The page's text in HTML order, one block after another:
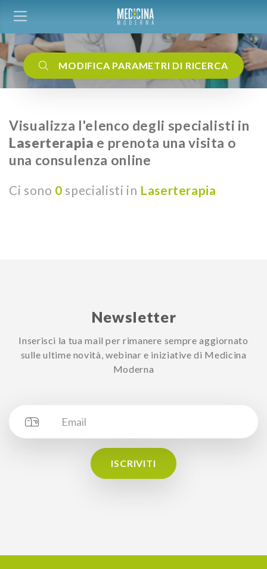
MODIFICA PARAMETRI DI RICERCA
Visualizza l'elenco degli specialisti in
Laserterapia e prenota una visita o
una consulenza online
Ci sono 0 specialisti in Laserterapia
Newsletter
Inserisci la tua mail per rimanere sempre aggiornato
sulle ultime novità, webinar e iniziative di Medicina
Moderna
ISCRIVITI